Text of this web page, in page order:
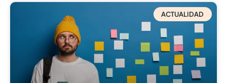
ACTUALIDAD